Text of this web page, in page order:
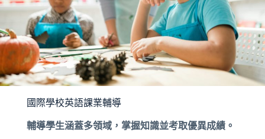
國際學校英語課業輔導
輔導學生涵蓋多領域，掌握知識並考取優異成績。